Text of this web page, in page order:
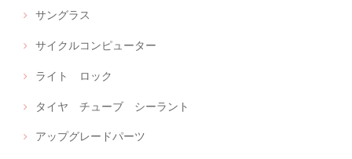
サングラス
サイクルコンピューター
ライト ロック
タイヤ チューブ シーラント
アップグレードパーツ